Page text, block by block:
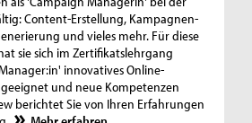
Content-Erstellung, Kampagnen-
und vieles mehr. Für diese
sie sich im Zertifikatslehrgang
innovatives Online-
und neue Kompetenzen
berichtet Sie von Ihren Erfahrungen